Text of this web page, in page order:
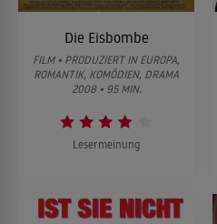
Die Eisbombe
FILM • PRODUZIERT IN EUROPA,
ROMANTIK, KOMÖDIEN, DRAMA
2008 • 95 MIN.
Lesermeinung